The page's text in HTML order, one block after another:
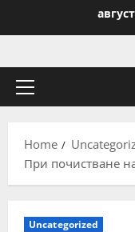
Primary
Home
При почистване
Uncategorized